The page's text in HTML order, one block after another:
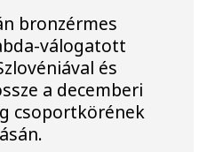
bronzérmes
válogatott
és
a decemberi
csoportkörének